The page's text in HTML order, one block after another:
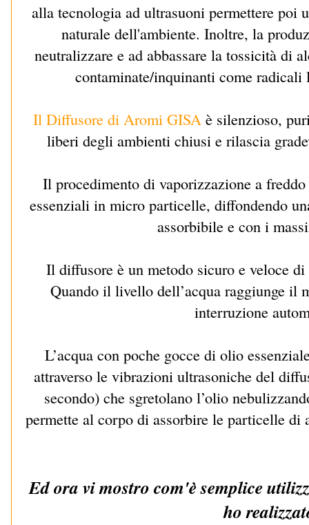
alla tecnologia ad ultrasuoni permettere poi
naturale dell'ambiente. Inoltre, la
neutralizzare e ad abbassare la tossicità di
contaminate/inquinanti come
Il Diffusore di Aromi GISAè silenzioso,
liberi degli ambienti chiusi e rilascia
Il procedimento di vaporizzazione a
essenziali in micro particelle, diffondendo
assorbibile e con i
Il diffusore è un metodo sicuro e veloce
Quando il livello dell’acqua raggiunge il
interruzione
L’acqua con poche gocce di olio
attraverso le vibrazioni ultrasoniche del
secondo) che sgretolano l’olio
permette al corpo di assorbire le particelle
Ed ora vi mostro com'è semplice
ho